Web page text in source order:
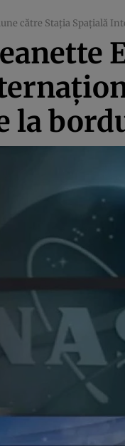
către Staţia Spaţială
la